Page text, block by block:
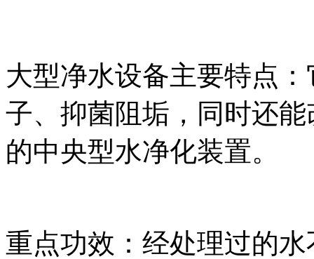
大型净水设备主要特点
子、抑菌阻垢，同时还
的中央型水净化装置。
重点功效：经处理过的